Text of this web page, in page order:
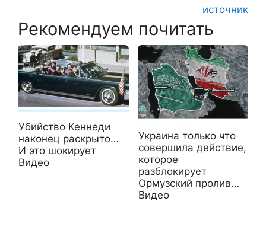
источник
Рекомендуем почитать
Убийство Кеннеди
наконец раскрыто…
И это шокирует
Видео
Украина только что
совершила действие,
которое
разблокирует
Ормузский пролив…
Видео